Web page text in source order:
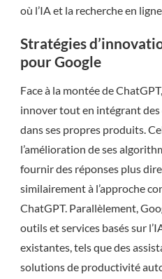
où l’IA et la recherche en
Stratégies
pour Google
Face à la montée de
innover tout en intégrant des
dans ses propres produits.
l’amélioration de ses
fournir des réponses plus
similairement à l’approche
ChatGPT. Parallèlement,
outils et services basés sur
existantes, tels que des
solutions de productivité